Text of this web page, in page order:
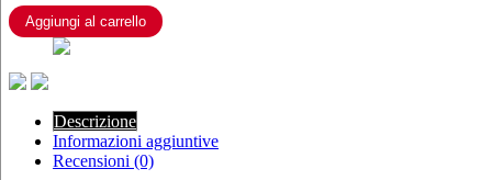
SX
-
2019
-
EXCF
Aggiungi al carrello
Descrizione
Informazioni aggiuntive
Recensioni (0)